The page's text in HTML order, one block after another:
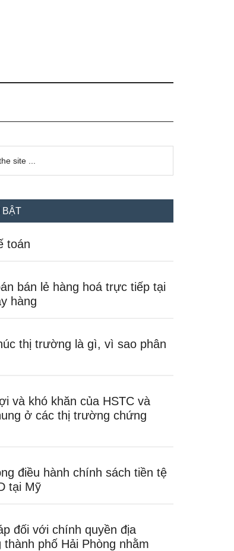
BẬT
toán
bán lẻ hàng hoá trực tiếp tại
hàng
thị trường là gì, vì sao phân
và khó khăn của HSTC và
ở các thị trường chứng
điều hành chính sách tiền tệ
tại Mỹ
đối với chính quyền địa
thành phố Hải Phòng nhằm